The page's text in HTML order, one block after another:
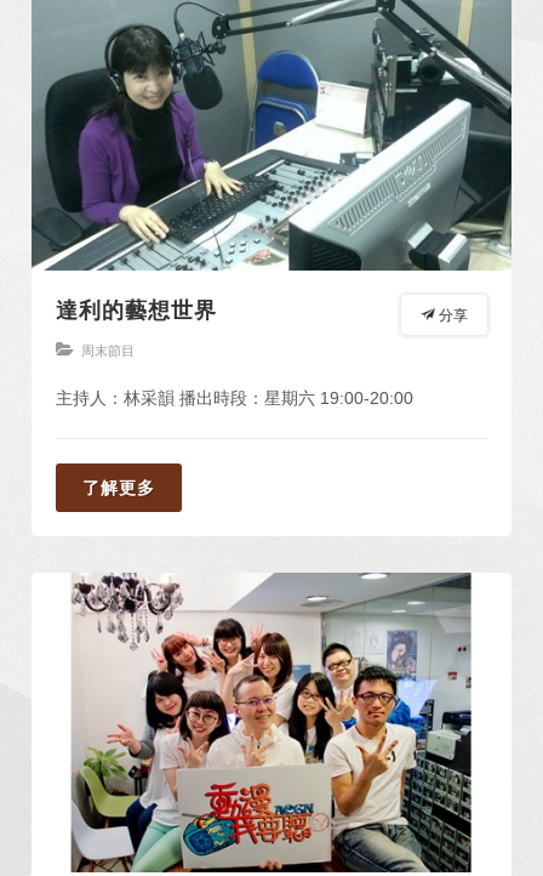
分享
達利的藝想世界
周末節目
主持人：林采韻 播出時段：星期六 19:00-20:00
了解更多